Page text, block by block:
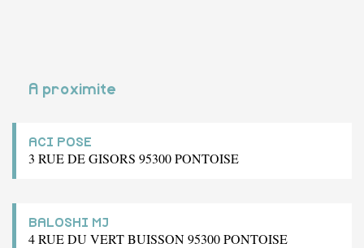
A proximite
ACI POSE
3 RUE DE GISORS 95300 PONTOISE
BALOSHI MJ
4 RUE DU VERT BUISSON 95300 PONTOISE